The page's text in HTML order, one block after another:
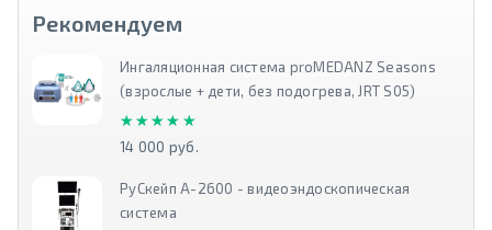
Рекомендуем
Ингаляционная система proMEDANZ Seasons
(взрослые + дети, без подогрева, JRT S05)
★★★★★
★★★★★
14 000 руб.
РуСкейп А-2600 - видеоэндоскопическая
система